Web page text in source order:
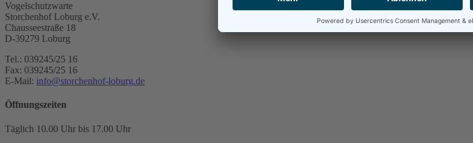
Vogelschutzwarte
Storchenhof Loburg e.V.
Chausseestraße 18
D-39279 Loburg
Tel.: 039245/25 16
Fax: 039245/25 16
E-Mail: info@storchenhof-loburg.de
Öffnungszeiten
Täglich 10.00 Uhr bis 17.00 Uhr